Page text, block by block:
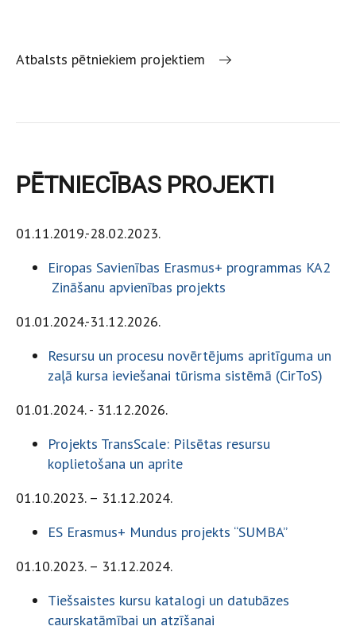
Atbalsts pētniekiem projektiem
PĒTNIECĪBAS PROJEKTI
01.11.2019.-28.02.2023.
Eiropas Savienības Erasmus+ programmas KA2
Zināšanu apvienības projekts
01.01.2024.-31.12.2026.
Resursu un procesu novērtējums apritīguma un
zaļā kursa ieviešanai tūrisma sistēmā (CirToS)
01.01.2024. - 31.12.2026.
Projekts TransScale: Pilsētas resursu
koplietošana un aprite
01.10.2023. – 31.12.2024.
ES Erasmus+ Mundus projekts “SUMBA”
01.10.2023. – 31.12.2024.
Tiešsaistes kursu katalogi un datubāzes
caurskatāmībai un atzīšanai